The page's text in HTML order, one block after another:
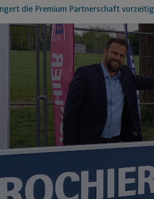
die Premium Partnerschaft vorzeitig